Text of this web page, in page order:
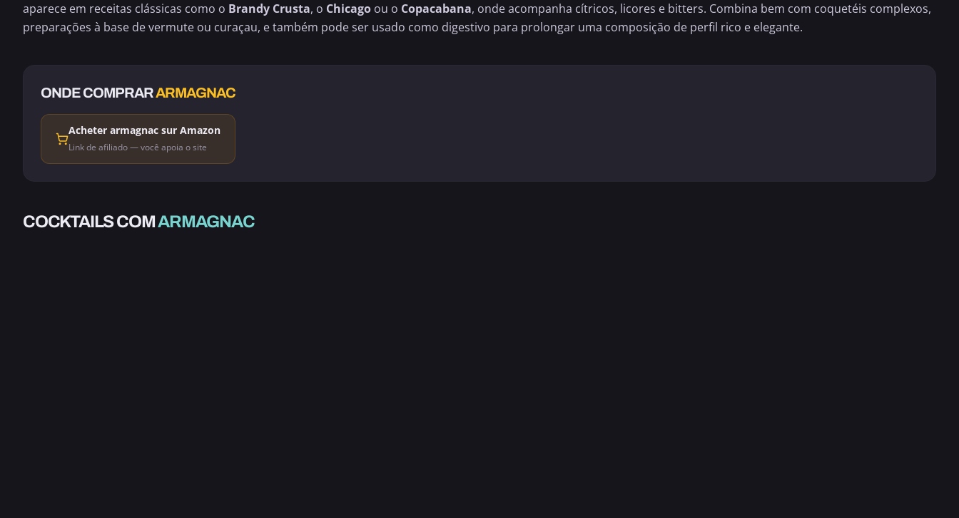
aparece em receitas clássicas como o Brandy Crusta, o Chicago ou o Copacabana, onde acompanha cítricos, licores e bitters. Combina bem com coquetéis complexos,
preparações à base de vermute ou curaçau, e também pode ser usado como digestivo para prolongar uma composição de perfil rico e elegante.
ONDE COMPRARARMAGNAC
Acheter armagnac sur Amazon
Link de afiliado — você apoia o site
COCKTAILS COMARMAGNAC
BRANDY CRUSTA